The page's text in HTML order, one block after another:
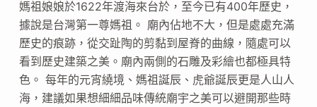
媽祖娘娘於1622年渡海來台於，至今已有400年歷史，
據說是台灣第一尊媽祖。 廟內佔地不大，但是處處充滿
歷史的痕跡，從交趾陶的剪黏到屋脊的曲線，隨處可以
看到歷史建築之美。廟內兩側的石雕及彩繪也都極具特
色。 每年的元宵繞境、媽祖誕辰、虎爺誕辰更是人山人
海，建議如果想細細品味傳統廟宇之美可以避開那些時